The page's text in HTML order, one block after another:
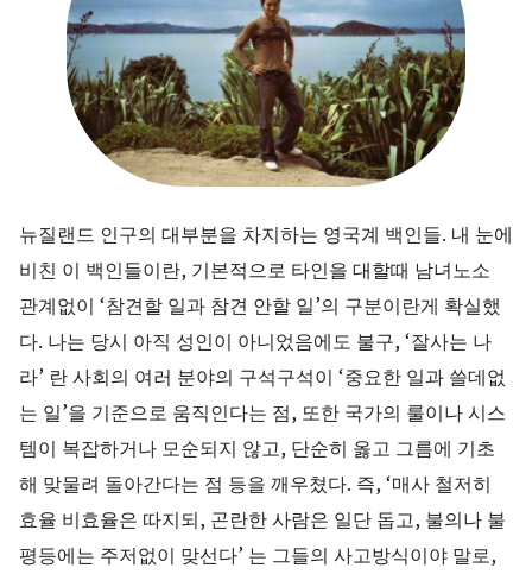
뉴질랜드 인구의 대부분을 차지하는 영국계 백인들. 내 눈에
비친 이 백인들이란, 기본적으로 타인을 대할때 남녀노소
관계없이 ‘참견할 일과 참견 안할 일’의 구분이란게 확실했
다. 나는 당시 아직 성인이 아니었음에도 불구, ‘잘사는 나
라’ 란 사회의 여러 분야의 구석구석이 ‘중요한 일과 쓸데없
는 일’을 기준으로 움직인다는 점, 또한 국가의 룰이나 시스
템이 복잡하거나 모순되지 않고, 단순히 옳고 그름에 기초
해 맞물려 돌아간다는 점 등을 깨우쳤다. 즉, ‘매사 철저히
효율 비효율은 따지되, 곤란한 사람은 일단 돕고, 불의나 불
평등에는 주저없이 맞선다’ 는 그들의 사고방식이야 말로,